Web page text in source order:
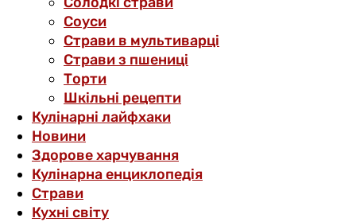
Соуси
Страви в мультиварці
Страви з пшениці
Торти
Шкільні рецепти
Кулінарні лайфхаки
Новини
Здорове харчування
Кулінарна енциклопедія
Страви
Кухні світу